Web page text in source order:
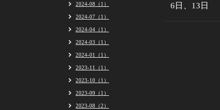
6日、13日
2024-08（1）
2024-07（1）
2024-04（1）
2024-03（1）
2024-01（1）
2023-11（1）
2023-10（1）
2023-09（1）
2023-08（2）